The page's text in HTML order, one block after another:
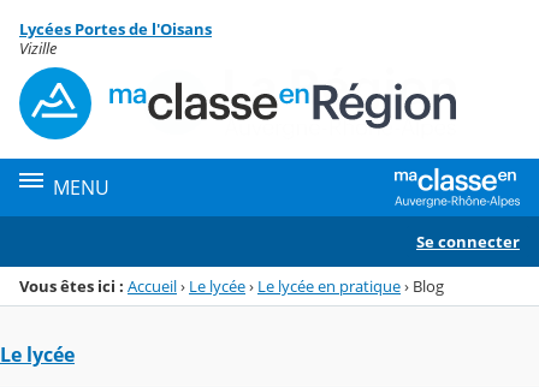
Menu de la rubrique
Contenu
Lycées Portes de l'Oisans
Vizille
MENU
Se connecter
Vous êtes ici : Accueil› Le lycée› Le lycée en pratique› Blog
Le lycée